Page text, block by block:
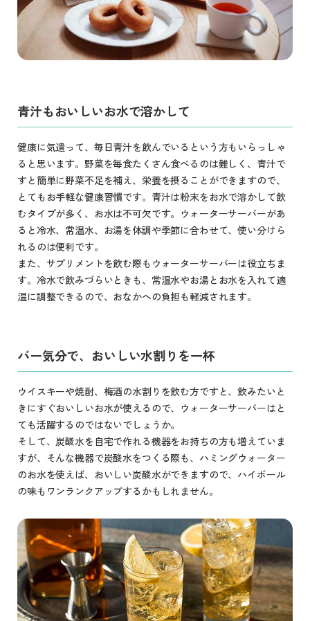
青汁もおいしいお水で溶かして
健康に気遣って、毎日青汁を飲んでいるという方もいらっしゃ
ると思います。野菜を毎食たくさん食べるのは難しく、青汁で
すと簡単に野菜不足を補え、栄養を摂ることができますので、
とてもお手軽な健康習慣です。青汁は粉末をお水で溶かして飲
むタイプが多く、お水は不可欠です。ウォーターサーバーがあ
ると冷水、常温水、お湯を体調や季節に合わせて、使い分けら
れるのは便利です。
また、サプリメントを飲む際もウォーターサーバーは役立ちま
す。冷水で飲みづらいときも、常温水やお湯とお水を入れて適
温に調整できるので、おなかへの負担も軽減されます。
バー気分で、おいしい水割りを一杯
ウイスキーや焼酎、梅酒の水割りを飲む方ですと、飲みたいと
きにすぐおいしいお水が使えるので、ウォーターサーバーはと
ても活躍するのではないでしょうか。
そして、炭酸水を自宅で作れる機器をお持ちの方も増えていま
すが、そんな機器で炭酸水をつくる際も、ハミングウォーター
のお水を使えば、おいしい炭酸水ができますので、ハイボール
の味もワンランクアップするかもしれません。